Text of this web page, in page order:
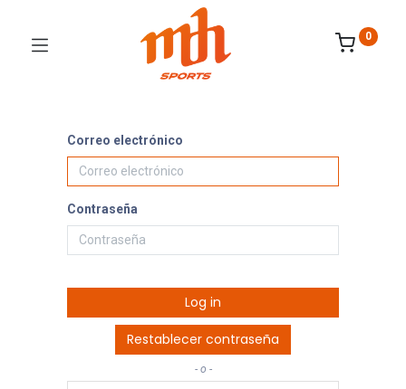
0
Correo electrónico
Contraseña
Log in
Restablecer contraseña
- o -